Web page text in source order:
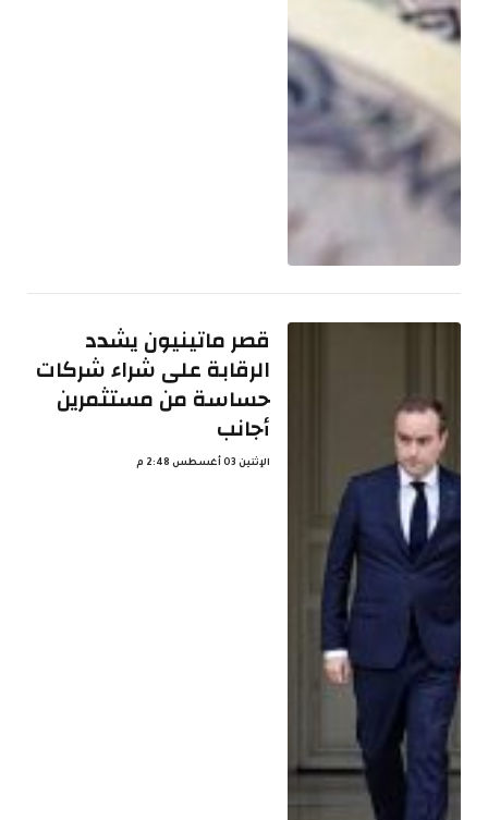
قصر ماتينيون يشدد
الرقابة على شراء شركات
حساسة من مستثمرين
أجانب
الإثنين 03 أغسطس 2:48 م